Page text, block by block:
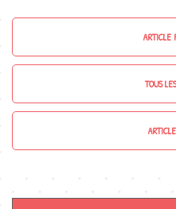
ARTICLE
TOUS